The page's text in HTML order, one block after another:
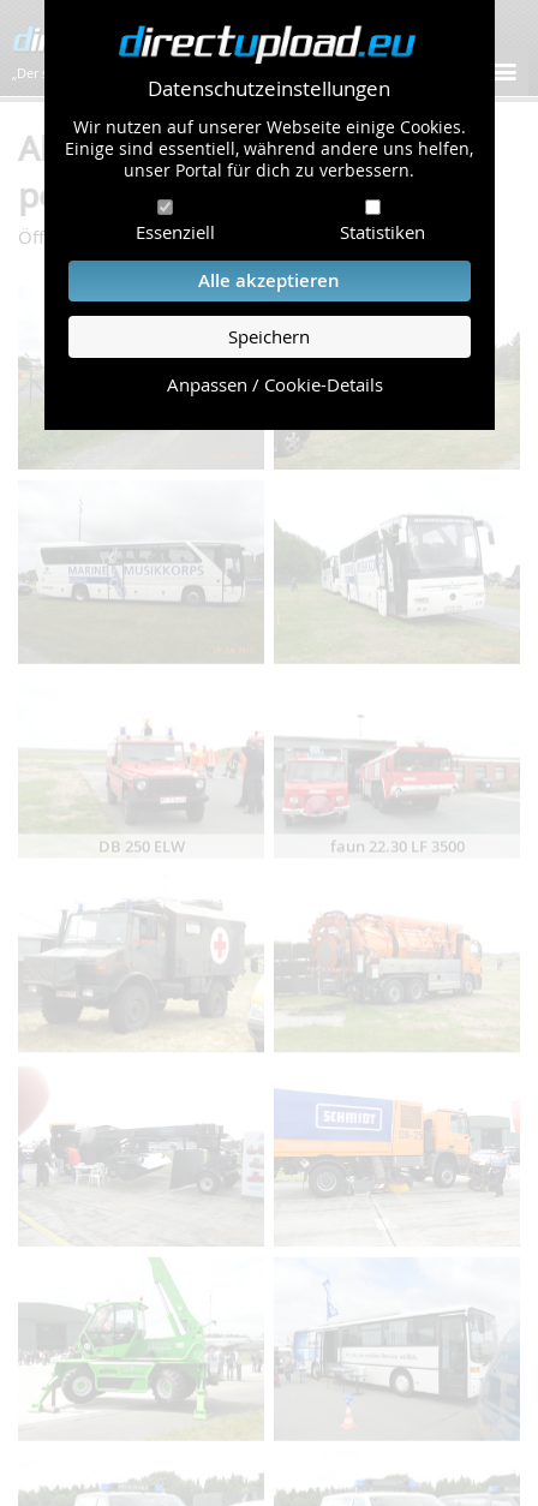
Datenschutzeinstellungen
Wir nutzen auf unserer Webseite einige Cookies.
Einige sind essentiell, während andere uns helfen,
unser Portal für dich zu verbessern.
Essenziell Statistiken
Alle akzeptieren
Speichern
Anpassen / Cookie-Details
„Der schnellste Bilder-Hoster im Web!”
Album "Tdot in Nordholz" von
peterstade (67 Bilder)
Öffentliche Galerie/Autos & Verkehr /Tdot in Nordholz
DB 250 ELW faun 22.30 LF 3500